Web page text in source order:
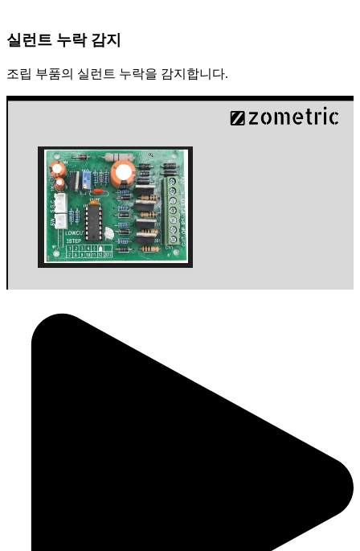
실런트 누락 감지
조립 부품의 실런트 누락을 감지합니다.